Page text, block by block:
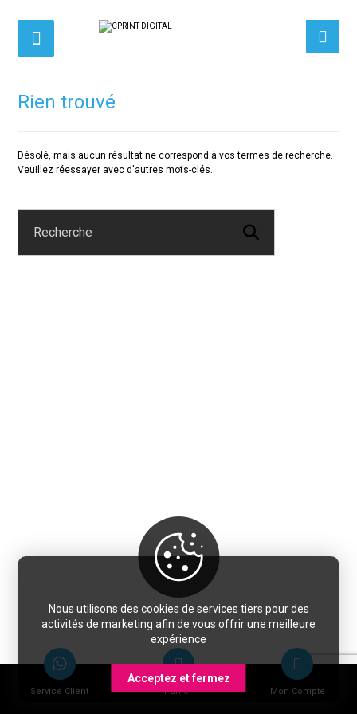
Rien trouvé
Désolé, mais aucun résultat ne correspond à vos termes de recherche.
Veuillez réessayer avec d'autres mots-clés.
Service Client Panier Mon Compte
Nous utilisons des cookies de services tiers pour des
activités de marketing afin de vous offrir une meilleure
expérience
Acceptez et fermez